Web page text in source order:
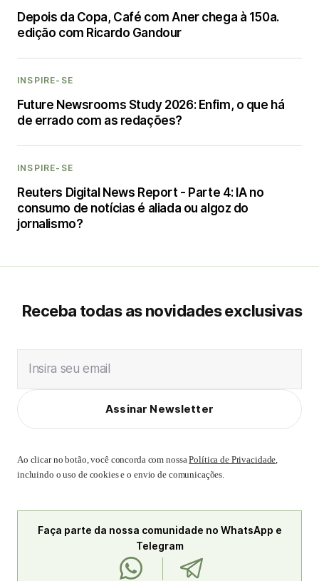
Depois da Copa, Café com Aner chega à 150a.
edição com Ricardo Gandour
INSPIRE-SE
Future Newsrooms Study 2026: Enfim, o que há
de errado com as redações?
INSPIRE-SE
Reuters Digital News Report - Parte 4: IA no
consumo de notícias é aliada ou algoz do
jornalismo?
Receba todas as novidades exclusivas
Insira seu email
Assinar Newsletter
Ao clicar no botão, você concorda com nossaPolítica de Privacidade,
incluindo o uso de cookies e o envio de comunicações.
Faça parte da nossa comunidade no WhatsApp e
Telegram